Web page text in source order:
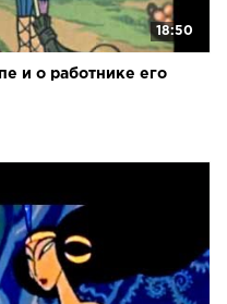
18:50
и о работнике его